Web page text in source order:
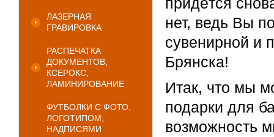
ЛАЗЕРНАЯ
ГРАВИРОВКА
РАСПЕЧАТКА
ДОКУМЕНТОВ,
КСЕРОКС,
ЛАМИНИРОВАНИЕ
ФУТБОЛКИ С ФОТО,
ЛОГОТИПОМ,
НАДПИСЯМИ
нет, ведь Вы
сувенирной и
Брянска!
Итак, что мы
подарки для
возможность